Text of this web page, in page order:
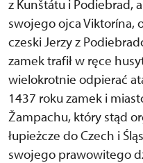
z Kunštátu i Podiebrad,
swojego ojca Viktorína,
czeski Jerzy z
zamek trafił w ręce
wielokrotnie odpierać
1437 roku zamek i
Žampachu, który stąd
łupieżcze do Czech i
swojego prawowitego